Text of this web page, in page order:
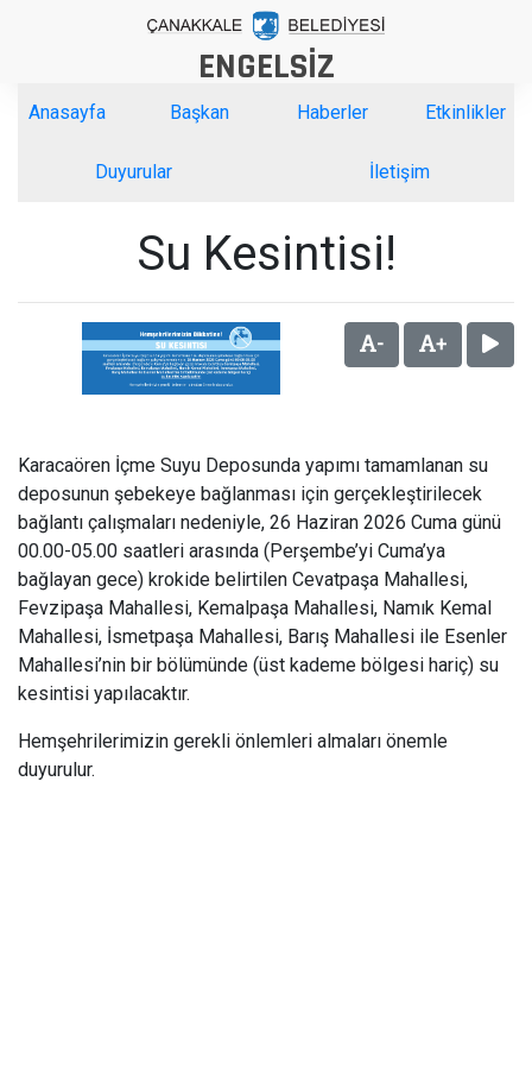
ENGELSİZ
Anasayfa Başkan Haberler Etkinlikler
Duyurular İletişim
Su Kesintisi!
- +
Karacaören İçme Suyu Deposunda yapımı tamamlanan su
deposunun şebekeye bağlanması için gerçekleştirilecek
bağlantı çalışmaları nedeniyle, 26 Haziran 2026 Cuma günü
00.00-05.00 saatleri arasında (Perşembe’yi Cuma’ya
bağlayan gece) krokide belirtilen Cevatpaşa Mahallesi,
Fevzipaşa Mahallesi, Kemalpaşa Mahallesi, Namık Kemal
Mahallesi, İsmetpaşa Mahallesi, Barış Mahallesi ile Esenler
Mahallesi’nin bir bölümünde (üst kademe bölgesi hariç) su
kesintisi yapılacaktır.
Hemşehrilerimizin gerekli önlemleri almaları önemle
duyurulur.